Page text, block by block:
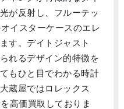
が反射し、フルーテッ
イスターケースのエレ
す。デイトジャスト
れるデザイン的特徴を
もひと目でわかる時計
蔵屋ではロレックス
高価買取しておりま